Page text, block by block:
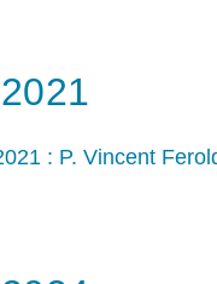
: P. Vincent